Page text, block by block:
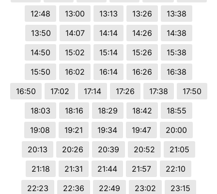
12:48
13:00 13:13 13:26
13:38
13:50
14:07 14:14 14:26
14:38
14:50
15:02 15:14 15:26
15:38
15:50
16:02 16:14 16:26
16:38
16:50
17:02 17:14 17:26 17:38
17:50
18:03
18:16 18:29 18:42
18:55
19:08
19:21 19:34 19:47
20:00
20:13
20:26 20:39 20:52
21:05
21:18
21:31 21:44 21:57
22:10
22:23
22:36 22:49 23:02
23:15